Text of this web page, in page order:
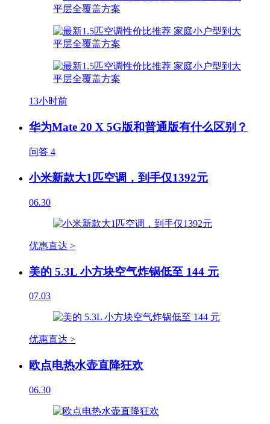
13小时前
华为Mate 20 X 5G版和普通版有什么区别？
问答 4
小米新款大1匹空调，到手仅1392元
06.30
优惠直达 >
美的 5.3L 小方块空气炸锅低至 144 元
07.03
优惠直达 >
欧点电热水壶直降狂欢
06.30